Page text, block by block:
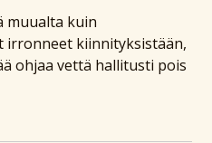
muualta kuin
irronneet kiinnityksistään,
ohjaa vettä hallitusti pois